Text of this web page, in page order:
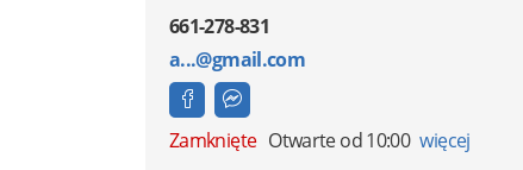
661-278-831
a...@gmail.com
Zamknięte Otwarte od 10:00 więcej